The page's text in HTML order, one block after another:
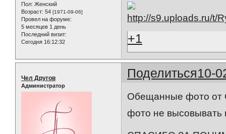
Пол: Женский
Возраст: 54 [1971-09-06]
Провел на форуме:
5 месяцев 1 день
Последний визит:
Сегодня 16:12:32
+1
Поделиться10-
Чел Другов
Администратор
Обещанные фото от
фото не высовывать